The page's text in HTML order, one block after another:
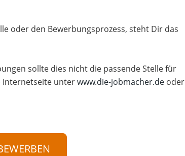
oder den Bewerbungsprozess, steht Dir das
sollte dies nicht die passende Stelle für
Internetseite unterwww.die-jobmacher.de oder